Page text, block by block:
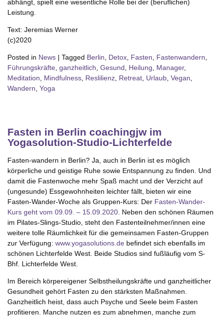
abhängt, spielt eine wesentliche Rolle bei der (beruflichen)
Leistung.
Text: Jeremias Werner
(c)2020
Posted in News | Tagged Berlin Detox Fasten Fastenwandern
Führungskräfte ganzheitlich Gesund Heilung Manager,
Meditation
Mindfulness Reslilienz Retreat Urlaub Vegan
Wandern Yoga
Fasten in Berlin coachingjw im
Yogasolution-Studio-Lichterfelde
Fasten-wandern in Berlin? Ja, auch in Berlin ist es möglich
körperliche und geistige Ruhe sowie Entspannung zu finden. Und
damit die Fastenwoche mehr Spaß macht und der Verzicht auf
(ungesunde) Essgewohnheiten leichter fällt, bieten wir eine
Fasten-Wander-Woche als Gruppen-Kurs: Der Fasten-Wander-
Kurs geht vom 09.09. – 15.09.2020. Neben den schönen Räumen
im Pilates-Slings-Studio, steht den Fastenteilnehmer/innen eine
weitere tolle Räumlichkeit für die gemeinsamen Fasten-Gruppen
zur Verfügung: www.yogasolutions.de befindet sich ebenfalls im
schönen Lichterfelde West. Beide Studios sind fußläufig vom S-
Bhf. Lichterfelde West.
Im Bereich körpereigener Selbstheilungskräfte und ganzheitlicher
Gesundheit gehört Fasten zu den stärksten Maßnahmen.
Ganzheitlich heist, dass auch Psyche und Seele beim Fasten
profitieren. Manche nutzen es zum abnehmen, manche zum